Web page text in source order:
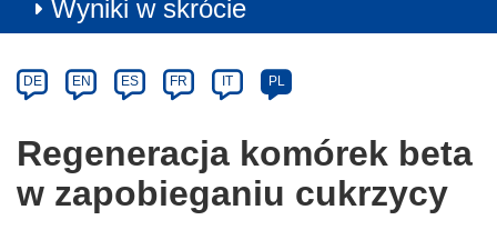
Wyniki w skrócie
Category
Article
available
the
following
languages:
DE EN ES FR IT PL
Regeneracja komórek beta
w zapobieganiu cukrzycy